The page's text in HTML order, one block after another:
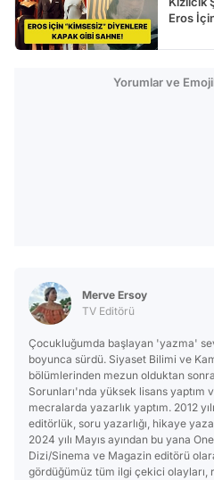
Eros
Yorumlar ve
Merve Ersoy
TV Editörü
Çocukluğumda başlayan 'yazma'
boyunca sürdü. Siyaset Bilimi ve
bölümlerinden mezun olduktan
Sorunları'nda yüksek lisans yaptım
mecralarda yazarlık yaptım. 2012
editörlük, soru yazarlığı, hikaye
2024 yılı Mayıs ayından bu yana
Dizi/Sinema ve Magazin editörü
gördüğümüz tüm ilgi çekici